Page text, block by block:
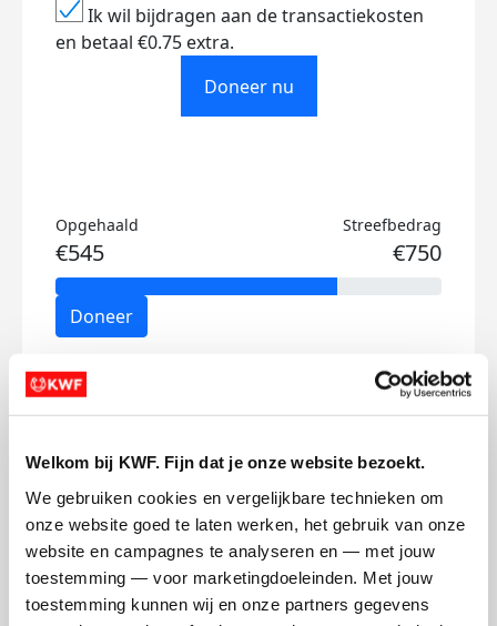
Welkom bij KWF. Fijn dat je onze website bezoekt.
We gebruiken cookies en vergelijkbare technieken om
onze website goed te laten werken, het gebruik van onze
website en campagnes te analyseren en — met jouw
toestemming — voor marketingdoeleinden. Met jouw
toestemming kunnen wij en onze partners gegevens
Ik wil bijdragen aan de transactiekosten
en betaal €0.75 extra.
Doneer nu
Opgehaald
€545
Streefbedrag
€750
Doneer